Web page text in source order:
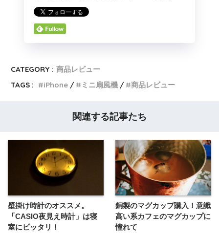
CATEGORY : 商品レビュー
TAGS :
iPhone ミニ扇風機 商品レビュー
関連する記事たち
壁掛け時計のオススメ。
「CASIO夜見え時計」は寝
室にピッタリ！
銅製のマグカップ購入！意識
高い系カフェのマグカップに
憧れて